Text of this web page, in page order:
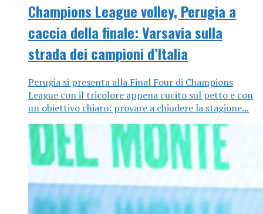
Champions League volley, Perugia a
caccia della finale: Varsavia sulla
strada dei campioni d’Italia
Perugia si presenta alla Final Four di Champions
League con il tricolore appena cucito sul petto e con
un obiettivo chiaro: provare a chiudere la stagione...